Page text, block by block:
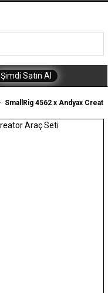
Şimdi Satın Al
SmallRig 4562 x Andyax